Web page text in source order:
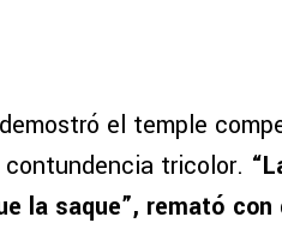
demostró el temple
tricolor.
la saque”, remató